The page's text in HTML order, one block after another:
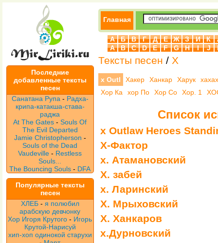
Последние
добавленные тексты
песен
Санатана Рупа - Радха-
крипа-катакша-става-
раджа
At The Gates -Souls Of
The Evil Departed
Jamie Christopherson -
Souls of the Dead
Vaudeville- Restless
Souls...
The Bouncing Souls - DFA
Популярные тексты
песен
ХЛЕБ - я полюбил
арабскую девчонку
Хор Игоря Крутого - Игорь
Крутой-Нарисуй
хип-хоп одинокой старухи
Главная
А Б В Г Д Е Ж З И К
A
B C D E F G H I J
Тексты песен / Х
х Outl Хакер Ханкар Харук
Хор Ка
хор По Хор Со Хор. 1
Список
х Outlaw Heroes
Х-Фактор
х. Атамановский
Х. забей
х. Ларинский
Х. Мрыховский
Х. Ханкаров
х.Дурновский